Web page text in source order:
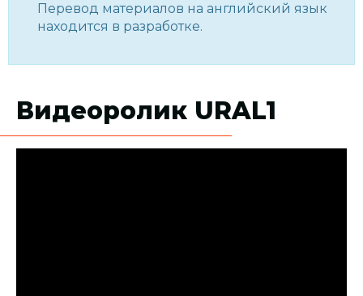
Перевод материалов на английский язык
находится в разработке.
Видеоролик URAL1